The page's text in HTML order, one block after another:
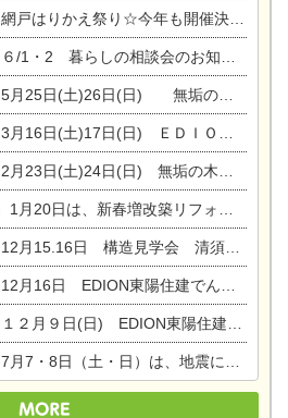
戸はりかえ祭り☆今年も開催決定！
/1・2 暮らしの相談会のお知らせ
(土)26日(日) 無垢の木の家体感見学会開催☆
日(日) ＥＤＩＯＮ東陽住建でんき館 総決算まつり
日(土)24日(日) 無垢の木の家 完成見学会
春増改築リフォームまつり＆家の修理祭り＆家電まつりです。
日 構造見学会 清須市西枇杷島町弁天
EDION東陽住建でんき OPEN第二弾イベント！！
EDION東陽住建でんき館プレＯＰＥＮ！＆家の修理まつり
くて安心！暮らしを楽しむ東濃ひのきの平屋の家体験見学会を開催します。ぜひお越しください。